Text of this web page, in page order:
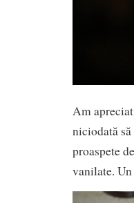
Am
niciodată
proaspete
vanilate.